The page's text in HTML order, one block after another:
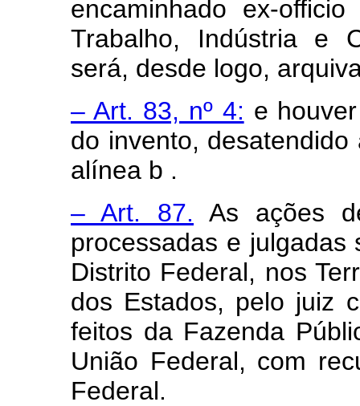
encaminhado ex-
Trabalho, Indústria e
será, desde logo,
– Art. 83, nº 4: e
do invento,
alínea b .
– Art. 87. As ações
processadas e
Distrito Federal, nos
dos Estados, pelo juiz
feitos da Fazenda
União Federal, com
Federal.